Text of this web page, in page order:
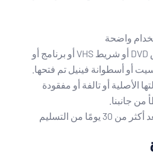
واضحة
قرص مضغوط أو قرص DVD أو شريط VHS أو برنامج أو
أو أسطوانة فينيل تم فتحها.
الأصلية أو تالفة أو مفقودة
جانبنا.
من التسليم